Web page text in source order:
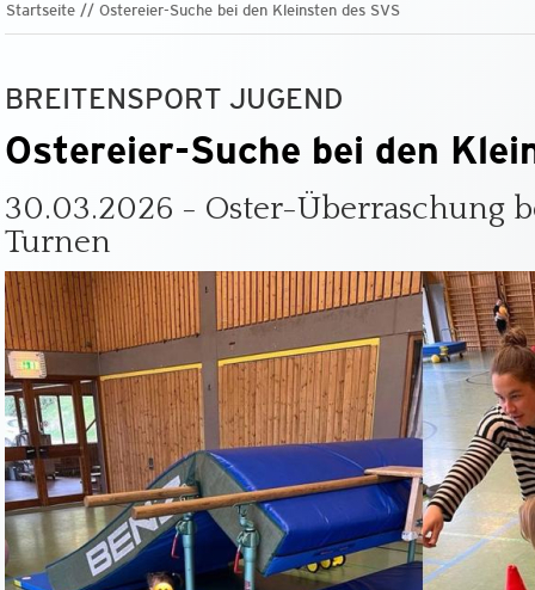
Startseite Ostereier-Suche bei den Kleinsten des SVS
BREITENSPORT JUGEND
Ostereier-Suche bei den
30.03.2026 - Oster-Überraschung
Turnen